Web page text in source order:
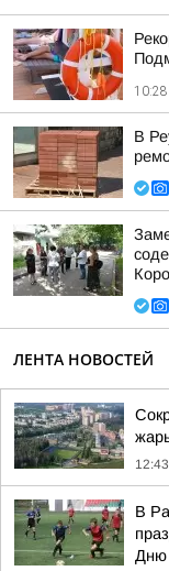
10:28
В
ЛЕНТА НОВОСТЕЙ
12:43
В
Дню